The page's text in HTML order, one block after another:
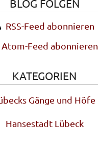
BLOG FOLGEN
RSS-Feed abonnieren
Atom-Feed abonnieren
KATEGORIEN
Gänge und Höfe
Hansestadt Lübeck